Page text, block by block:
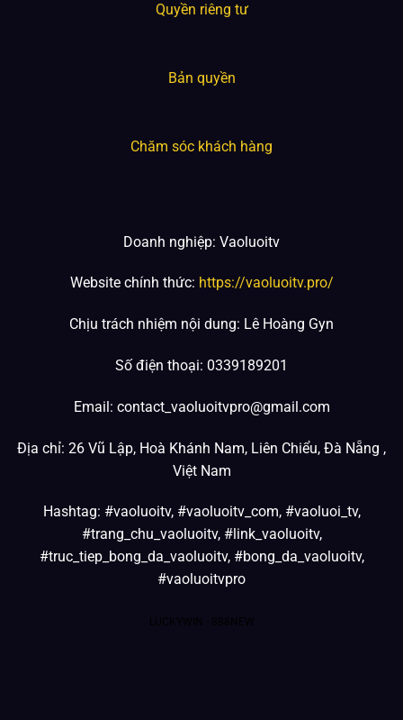
Quyền riêng tư
Bản quyền
Chăm sóc khách hàng
Doanh nghiệp: Vaoluoitv
Website chính thức: https://vaoluoitv.pro/
Chịu trách nhiệm nội dung: Lê Hoàng Gyn
Số điện thoại: 0339189201
Email: contact_vaoluoitvpro@gmail.com
Địa chỉ: 26 Vũ Lập, Hoà Khánh Nam, Liên Chiểu, Đà Nẵng ,
Việt Nam
Hashtag: #vaoluoitv, #vaoluoitv_com, #vaoluoi_tv,
#trang_chu_vaoluoitv, #link_vaoluoitv,
#truc_tiep_bong_da_vaoluoitv, #bong_da_vaoluoitv,
#vaoluoitvpro